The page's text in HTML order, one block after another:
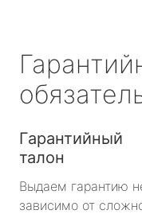
Гарантийный
талон
Выдаем гарантию
зависимо от